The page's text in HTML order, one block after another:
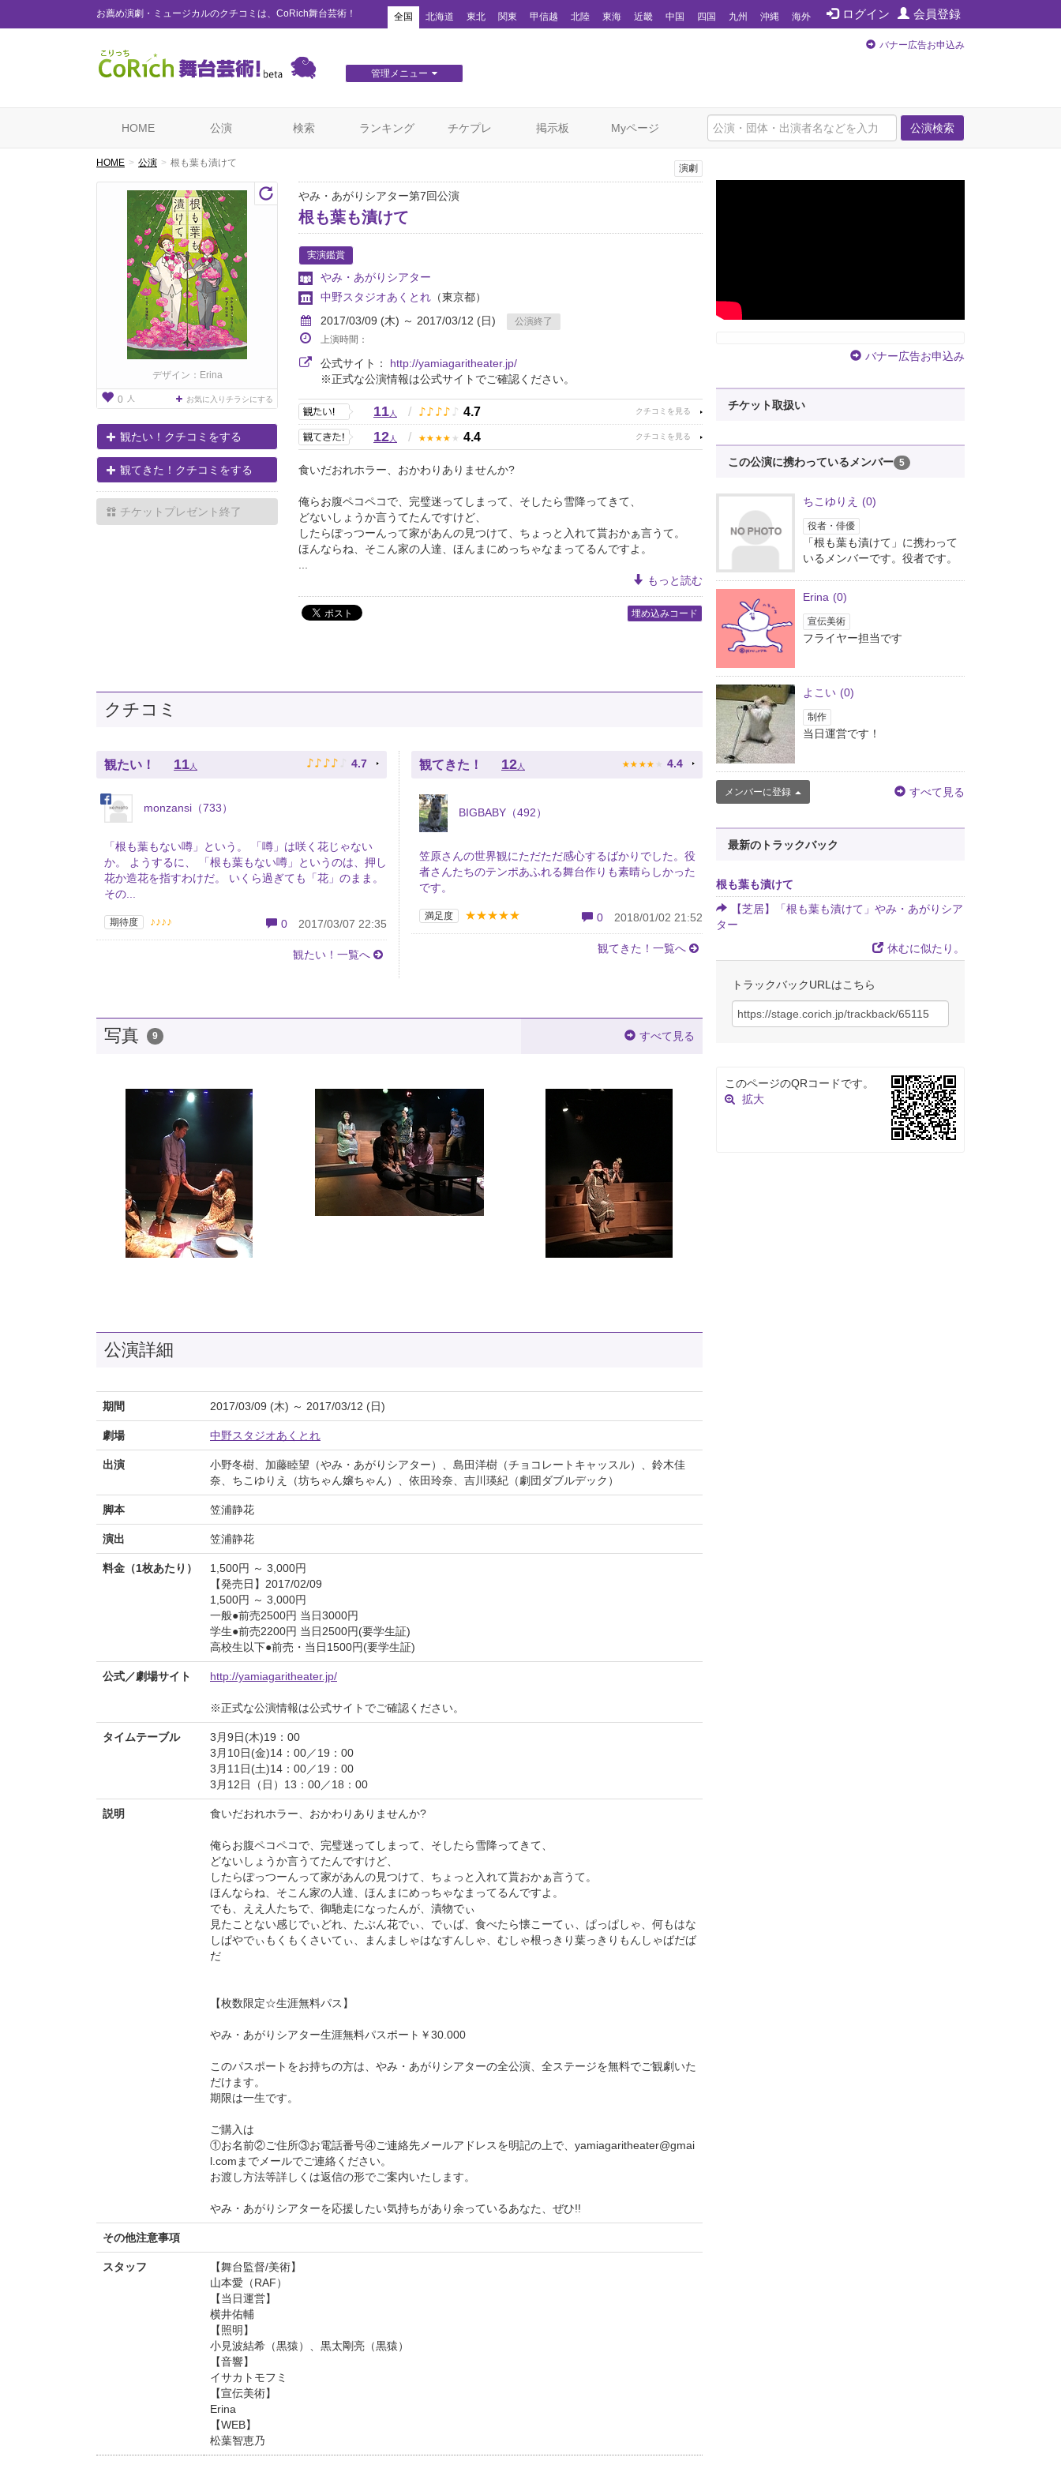
お薦め演劇・ミュージカルのクチコミは、CoRich舞台芸術！ ログイン 会員登録
全国 北海道 東北 関東 甲信越 北陸 東海 近畿 中国 四国 九州 沖縄 海外
管理メニュー
バナー広告お申込み
公演検索
HOME 公演 検索 ランキング チケプレ 掲示板 Myページ
HOME 公演 根も葉も漬けて
デザイン：Erina
0 人 お気に入りチラシにする
観たい！クチコミをする
観てきた！クチコミをする
チケットプレゼント終了
演劇
やみ・あがりシアター第7回公演
根も葉も漬けて
実演鑑賞
やみ・あがりシアター
中野スタジオあくとれ （東京都）
2017/03/09 (木) ～ 2017/03/12 (日)
公演終了
上演時間：
公式サイト： http://yamiagaritheater.jp/
※正式な公演情報は公式サイトでご確認ください。
11人 / ♪ ♪ ♪ ♪ ♪ 4.7
12人 / ★ ★ ★ ★ ★ 4.4
食いだおれホラー、おかわりありませんか?
俺らお腹ペコペコで、完璧迷ってしまって、そしたら雪降ってきて、
どないしょうか言うてたんですけど、
したらぽっつーんって家があんの見つけて、ちょっと入れて貰おかぁ言うて。
ほんならね、そこん家の人達、ほんまにめっちゃなまってるんですよ。
もっと読む
埋め込みコード
クチコミ
観たい！ 11 人 ♪ ♪ ♪ ♪ ♪ 4.7
monzansi（733）
「根も葉もない噂」という。 「噂」は咲く花じゃない
か。 ようするに、 「根も葉もない噂」というのは、押し
花か造花を指すわけだ。 いくら過ぎても「花」のまま。
その...
期待度 ♪♪♪♪ 0 2017/03/07 22:35
観たい！一覧へ
観てきた！ 12 人 ★ ★ ★ ★ ★ 4.4
BIGBABY（492）
笠原さんの世界観にただただ感心するばかりでした。役
者さんたちのテンポあふれる舞台作りも素晴らしかった
です。
満足度 ★★★★★ 0 2018/01/02 21:52
観てきた！一覧へ
写真 9 すべて見る
公演詳細
期間 2017/03/09 (木) ～ 2017/03/12 (日)
劇場 中野スタジオあくとれ
出演
小野冬樹、加藤睦望（やみ・あがりシアター）、島田洋樹（チョコレートキャッスル）、鈴木佳
奈、ちこゆりえ（坊ちゃん嬢ちゃん）、依田玲奈、吉川瑛紀（劇団ダブルデック）
脚本 笠浦静花
演出 笠浦静花
料金（1枚あたり）
1,500円 ～ 3,000円
【発売日】2017/02/09
1,500円 ～ 3,000円
一般●前売2500円 当日3000円
学生●前売2200円 当日2500円(要学生証)
高校生以下●前売・当日1500円(要学生証)
公式／劇場サイト http://yamiagaritheater.jp/
※正式な公演情報は公式サイトでご確認ください。
タイムテーブル
3月9日(木)19：00
3月10日(金)14：00／19：00
3月11日(土)14：00／19：00
3月12日（日）13：00／18：00
説明 食いだおれホラー、おかわりありませんか?
俺らお腹ペコペコで、完璧迷ってしまって、そしたら雪降ってきて、
どないしょうか言うてたんですけど、
したらぽっつーんって家があんの見つけて、ちょっと入れて貰おかぁ言うて。
ほんならね、そこん家の人達、ほんまにめっちゃなまってるんですよ。
でも、ええ人たちで、御馳走になったんが、漬物でぃ
見たことない感じでぃどれ、たぶん花でぃ、でぃば、食べたら懐こーてぃ、ぱっぱしゃ、何もはな
しぱやでぃもくもくさいてぃ、まんましゃはなすんしゃ、むしゃ根っきり葉っきりもんしゃばだば
だ
【枚数限定☆生涯無料パス】
やみ・あがりシアター生涯無料パスポート￥30.000
このパスポートをお持ちの方は、やみ・あがりシアターの全公演、全ステージを無料でご観劇いた
だけます。
期限は一生です。
ご購入は
①お名前②ご住所③お電話番号④ご連絡先メールアドレスを明記の上で、yamiagaritheater@gmai
l.comまでメールでご連絡ください。
お渡し方法等詳しくは返信の形でご案内いたします。
やみ・あがりシアターを応援したい気持ちがあり余っているあなた、ぜひ!!
その他注意事項
スタッフ
【舞台監督/美術】
山本愛（RAF）
【当日運営】
横井佑輔
【照明】
小見波結希（黒猿）、黒太剛亮（黒猿）
【音響】
イサカトモフミ
【宣伝美術】
Erina
【WEB】
松葉智恵乃
バナー広告お申込み
チケット取扱い
この公演に携わっているメンバー 5
ちこゆりえ (0)
役者・俳優
「根も葉も漬けて」に携わって
いるメンバーです。役者です。
Erina (0)
宣伝美術
フライヤー担当です
よこい (0)
制作
当日運営です！
メンバーに登録 すべて見る
最新のトラックバック
根も葉も漬けて
【芝居】「根も葉も漬けて」やみ・あがりシア
ター
休むに似たり。
トラックバックURLはこちら
このページのQRコードです。
拡大